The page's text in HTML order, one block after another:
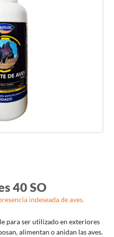
40 SO
indeseada de aves.
para ser utilizado en exteriores
alimentan o anidan las aves.